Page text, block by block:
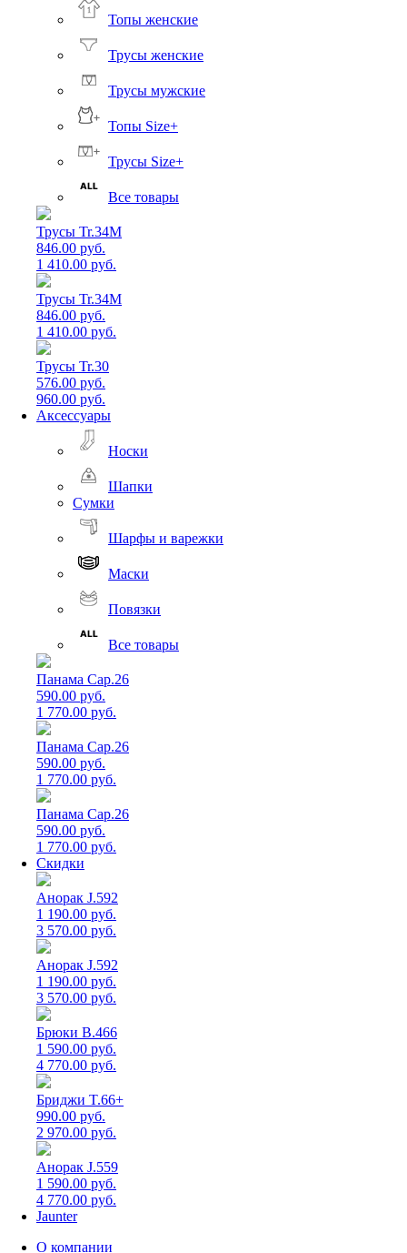
Топы женские
Трусы женские
Трусы мужские
Топы Size+
Трусы Size+
Все товары
Трусы Tr.34M
846.00 руб.
1 410.00 руб.
Трусы Tr.34M
846.00 руб.
1 410.00 руб.
Трусы Tr.30
576.00 руб.
960.00 руб.
Аксессуары
Носки
Шапки
Сумки
Шарфы и варежки
Маски
Повязки
Все товары
Панама Cap.26
590.00 руб.
1 770.00 руб.
Панама Cap.26
590.00 руб.
1 770.00 руб.
Панама Cap.26
590.00 руб.
1 770.00 руб.
Скидки
Анорак J.592
1 190.00 руб.
3 570.00 руб.
Анорак J.592
1 190.00 руб.
3 570.00 руб.
Брюки B.466
1 590.00 руб.
4 770.00 руб.
Бриджи T.66+
990.00 руб.
2 970.00 руб.
Анорак J.559
1 590.00 руб.
4 770.00 руб.
Jaunter
О компании